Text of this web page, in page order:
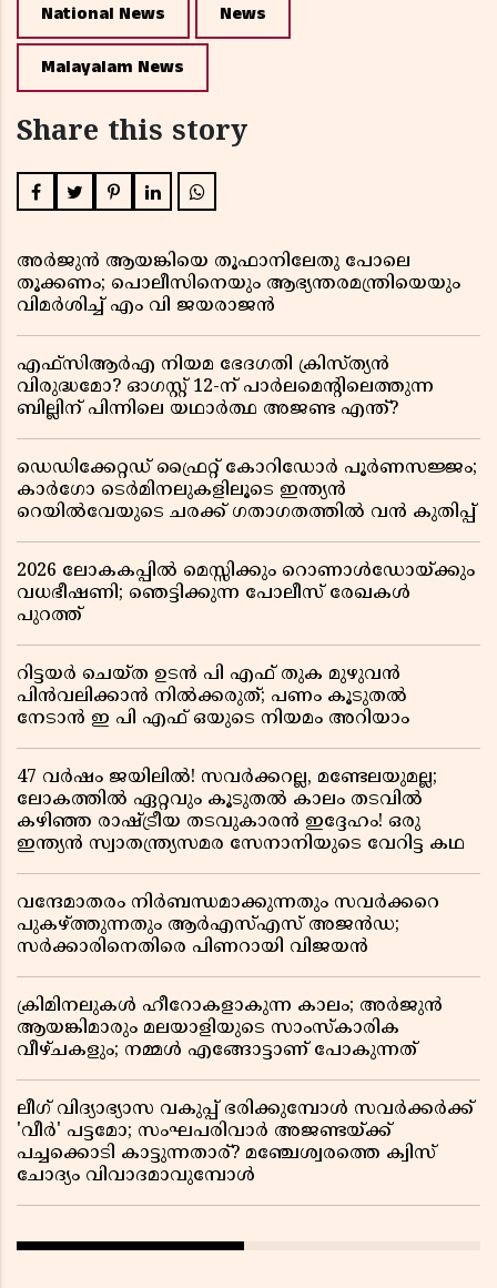
National News News
Malayalam News
Share this story
അർജുൻ ആയങ്കിയെ തൂഫാനിലേതു പോലെ
തൂക്കണം; പൊലീസിനെയും ആഭ്യന്തരമന്ത്രിയെയും
വിമർശിച്ച് എം വി ജയരാജൻ
എഫ്സിആർഎ നിയമ ഭേദഗതി ക്രിസ്ത്യൻ
വിരുദ്ധമോ? ഓഗസ്റ്റ് 12-ന് പാർലമെന്റിലെത്തുന്ന
ബില്ലിന് പിന്നിലെ യഥാർത്ഥ അജണ്ട എന്ത്?
ഡെഡിക്കേറ്റഡ് ഫ്രൈറ്റ് കോറിഡോർ പൂർണസജ്ജം;
കാർഗോ ടെർമിനലുകളിലൂടെ ഇന്ത്യൻ
റെയിൽവേയുടെ ചരക്ക് ഗതാഗതത്തിൽ വൻ കുതിപ്പ്
2026 ലോകകപ്പിൽ മെസ്സിക്കും റൊണാൾഡോയ്ക്കും
വധഭീഷണി; ഞെട്ടിക്കുന്ന പോലീസ് രേഖകൾ
പുറത്ത്
റിട്ടയർ ചെയ്ത ഉടൻ പി എഫ് തുക മുഴുവൻ
പിൻവലിക്കാൻ നിൽക്കരുത്; പണം കൂടുതൽ
നേടാൻ ഇ പി എഫ് ഒയുടെ നിയമം അറിയാം
47 വർഷം ജയിലിൽ! സവർക്കറല്ല, മണ്ടേലയുമല്ല;
ലോകത്തിൽ ഏറ്റവും കൂടുതൽ കാലം തടവിൽ
കഴിഞ്ഞ രാഷ്ട്രീയ തടവുകാരൻ ഇദ്ദേഹം! ഒരു
ഇന്ത്യൻ സ്വാതന്ത്ര്യസമര സേനാനിയുടെ വേറിട്ട കഥ
വന്ദേമാതരം നിർബന്ധമാക്കുന്നതും സവർക്കറെ
പുകഴ്ത്തുന്നതും ആർഎസ്എസ് അജൻഡ;
സർക്കാരിനെതിരെ പിണറായി വിജയൻ
ക്രിമിനലുകൾ ഹീറോകളാകുന്ന കാലം; അർജുൻ
ആയങ്കിമാരും മലയാളിയുടെ സാംസ്കാരിക
വീഴ്ചകളും; നമ്മൾ എങ്ങോട്ടാണ് പോകുന്നത്
ലീഗ് വിദ്യാഭ്യാസ വകുപ്പ് ഭരിക്കുമ്പോൾ സവർക്കർക്ക്
'വീർ' പട്ടമോ; സംഘപരിവാർ അജണ്ടയ്ക്ക്
പച്ചക്കൊടി കാട്ടുന്നതാര്? മഞ്ചേശ്വരത്തെ ക്വിസ്
ചോദ്യം വിവാദമാവുമ്പോൾ